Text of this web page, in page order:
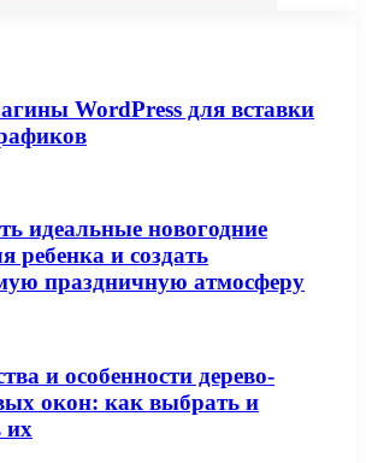
WordPress для вставки
идеальные новогодние
ребенка и создать
праздничную атмосферу
и особенности дерево-
окон: как выбрать и
их